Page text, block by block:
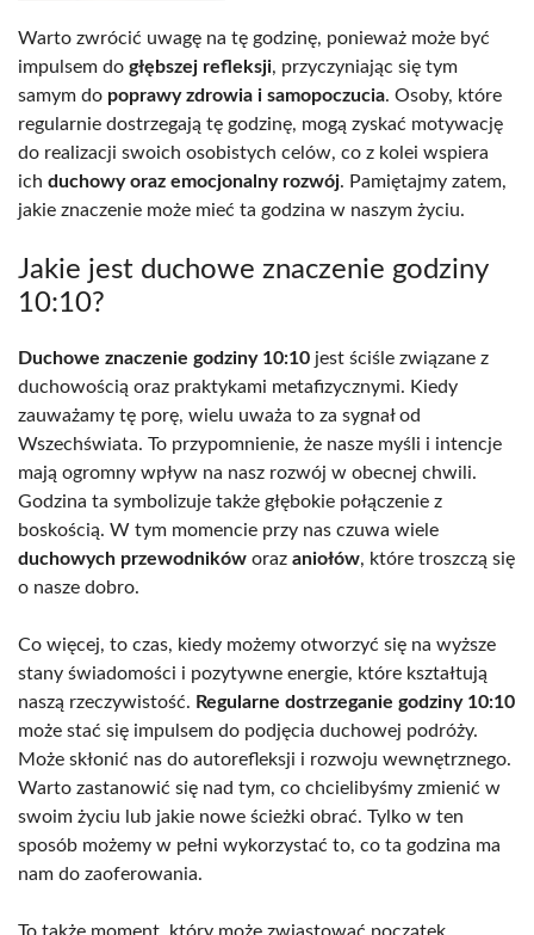
Warto zwrócić uwagę na tę godzinę, ponieważ może być
impulsem do głębszej refleksji, przyczyniając się tym
samym do poprawy zdrowia i samopoczucia. Osoby, które
regularnie dostrzegają tę godzinę, mogą zyskać motywację
do realizacji swoich osobistych celów, co z kolei wspiera
ich duchowy oraz emocjonalny rozwój. Pamiętajmy zatem,
jakie znaczenie może mieć ta godzina w naszym życiu.
Jakie jest duchowe znaczenie godziny
10:10?
Duchowe znaczenie godziny 10:10 jest ściśle związane z
duchowością oraz praktykami metafizycznymi. Kiedy
zauważamy tę porę, wielu uważa to za sygnał od
Wszechświata. To przypomnienie, że nasze myśli i intencje
mają ogromny wpływ na nasz rozwój w obecnej chwili.
Godzina ta symbolizuje także głębokie połączenie z
boskością. W tym momencie przy nas czuwa wiele
duchowych przewodników oraz aniołów, które troszczą się
o nasze dobro.
Co więcej, to czas, kiedy możemy otworzyć się na wyższe
stany świadomości i pozytywne energie, które kształtują
naszą rzeczywistość. Regularne dostrzeganie godziny 10:10
może stać się impulsem do podjęcia duchowej podróży.
Może skłonić nas do autorefleksji i rozwoju wewnętrznego.
Warto zastanowić się nad tym, co chcielibyśmy zmienić w
swoim życiu lub jakie nowe ścieżki obrać. Tylko w ten
sposób możemy w pełni wykorzystać to, co ta godzina ma
nam do zaoferowania.